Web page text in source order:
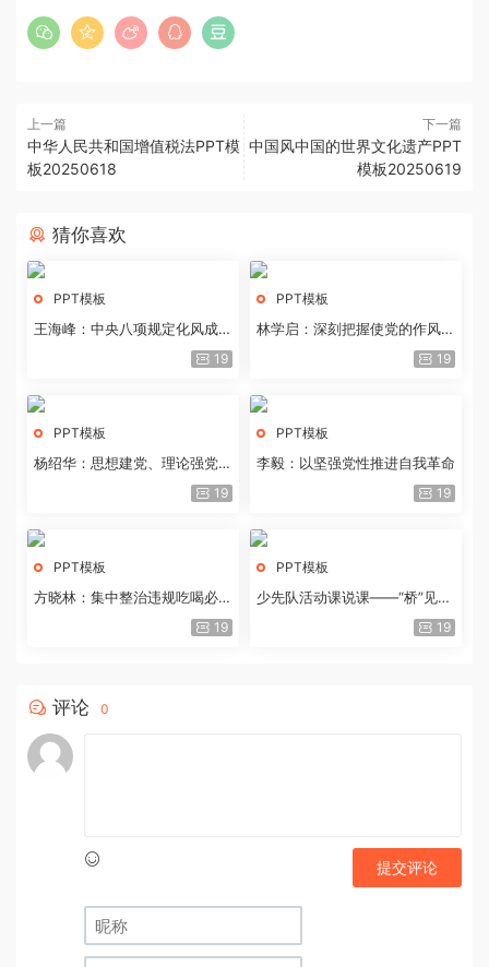
上一篇
中华人民共和国增值税法PPT模
板20250618
下一篇
中国风中国的世界文化遗产PPT
模板20250619
猜你喜欢
PPT模板
王海峰：中央八项规定化风成俗
19
PPT模板
林学启：深刻把握使党的作风全
19
PPT模板
杨绍华：思想建党、理论强党的
19
PPT模板
李毅：以坚强党性推进自我革命
19
PPT模板
方晓林：集中整治违规吃喝必须
19
PPT模板
少先队活动课说课——“桥”见中
19
评论 0
提交评论